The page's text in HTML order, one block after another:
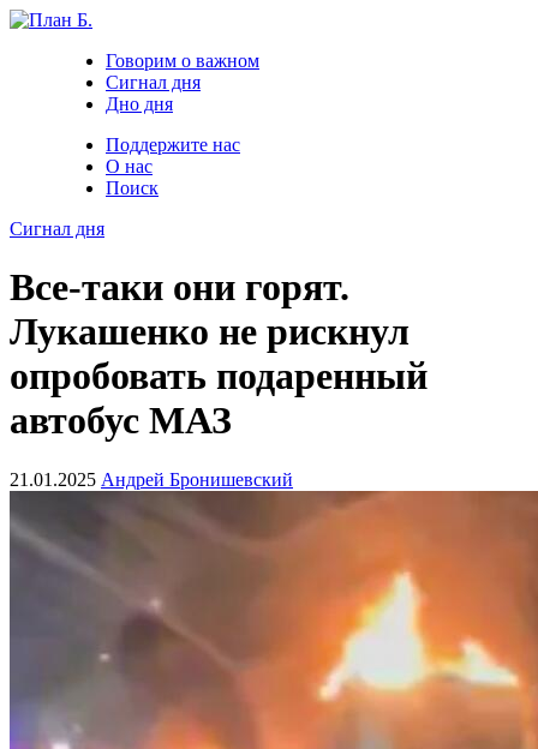
Говорим о важном
Сигнал дня
Дно дня
Поддержите нас
О нас
Поиск
Сигнал дня
Все-таки они горят.
Лукашенко не рискнул
опробовать подаренный
автобус МАЗ
21.01.2025 Андрей Бронишевский